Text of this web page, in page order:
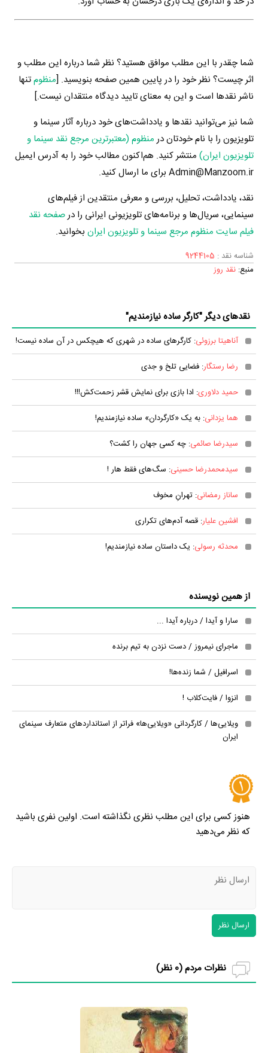
شما چقدر با این مطلب موافق هستید؟ نظر شما درباره این مطلب و
اثر چیست؟ نظر خود را در پایین همین صفحه بنویسید. [منظومتنها
ناشر نقدها است و این به معنای تایید دیدگاه منتقدان نیست.]
شما نیز می‌توانید نقدها و یادداشت‌های خود درباره آثار سینما و
تلویزیون را با نام خودتان در منظوم (معتبرترین مرجع نقد سینما و
تلویزیون ایران) منتشر کنید. هم‌اکنون مطالب خود را به آدرس ایمیل
Admin@Manzoom.ir برای ما ارسال کنید.
نقد، یادداشت، تحلیل، بررسی و معرفی منتقدین از فیلم‌های
سینمایی، سریال‌ها و برنامه‌های تلویزیونی ایرانی را درصفحه نقد
فیلم سایت منظوم مرجع سینما و تلویزیون ایران بخوانید.
شناسه نقد : 9244105
منبع:نقد روز
نقدهای دیگر "کارگر ساده نیازمندیم"
آناهیتا برزوئی: کارگرهای ساده در شهری که هیچکس در آن ساده نیست!
رضا رستگار: فضایی تلخ و جدی
حمید دلاوری: ادا بازی برای نمایش قشر زحمت‌کش!!!
هما یزدانی: به یک «کارگردان» ساده نیازمندیم!
سیدرضا صائمی: چه کسی جهان را کشت؟
سیدمحمدرضا حسینی: سگ‌های فقط هار !
ساناز رمضانی: تهرانِ مخوف
افشین علیار: قصه آدم‌های تکراری
محدثه رسولی: یک داستان ساده نیازمندیم!
از همین نویسنده
سارا و آیدا / درباره آیدا ...
ماجرای نیمروز / دست نزدن به تیم برنده
اسرافیل / شما زنده‌ها!
انزوا / فایت‌کلاب !
ویلایی‌ها / کارگردانی «ویلایی‌ها» فراتر از استانداردهای متعارف سینمای
ایران
هنوز کسی برای این مطلب نظری نگذاشته است. اولین نفری باشید
که نظر می‌دهید
ارسال نظر
نظرات مردم (0 نظر)